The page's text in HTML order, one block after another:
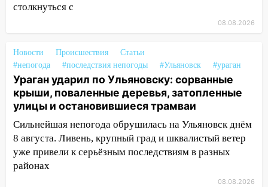
14:14 Студента из Ульяновска обманули
мошенники под видом преподавателя
14:12
Куда жаловаться ульяновцам на
упавшее дерево или затопленную улицу
после непогоды
13:59 В Новом городе ураганным
ветром сорвало опалубку со
строящегося дома
13:54 В мэрии Ульяновска рассказали,
как устраняют последствия мощного
шторма
столкнуться с
08.08.2026
Новости Происшествия
Статьи
#непогода
#последствия непогоды #Ульяновск #ураган
Ураган ударил по Ульяновску: сорванные
крыши, поваленные деревья, затопленные
улицы и остановившиеся трамваи
Сильнейшая непогода обрушилась на Ульяновск днём
8 августа. Ливень, крупный град и шквалистый ветер
уже привели к серьёзным последствиям в разных
районах
08.08.2026